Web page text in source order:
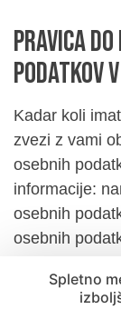
Pravica
podatkov
Kadar koli
zvezi z vami
osebnih
informacije:
osebnih
osebnih
Spletno